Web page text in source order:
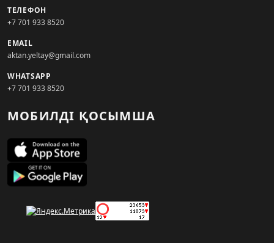
ТЕЛЕФОН
+7 701 933 8520
EMAIL
aktan.yeltay@gmail.com
WHATSAPP
+7 701 933 8520
МОБИЛДІ ҚОСЫМША